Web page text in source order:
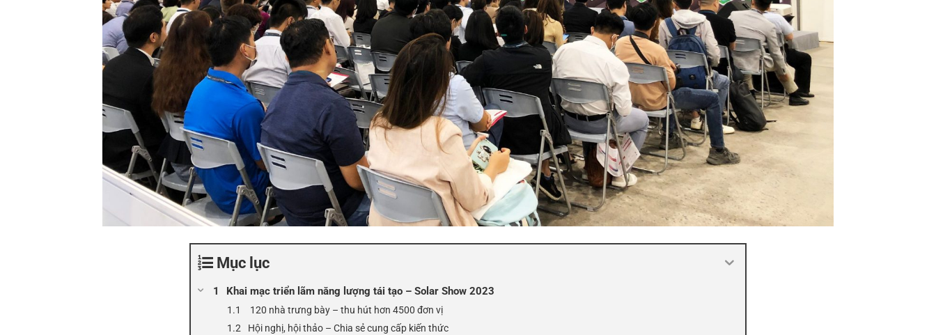
Mục lục
Khai mạc triển lãm năng lượng tái tạo – Solar Show 2023
120 nhà trưng bày – thu hút hơn 4500 đơn vị
Hội nghị, hội thảo – Chia sẻ cung cấp kiến thức